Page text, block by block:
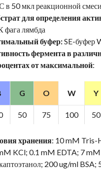
в 50 мкл реакционной смеси.
для определения
фага лямбда
буфер:SE-буфер
фермента в
от максимальной:
G O W Y
50 75 100 50
хранения: 10 mM Tris-
KCl; 0.1 mM EDTA; 7
200 ug/ml BSA;